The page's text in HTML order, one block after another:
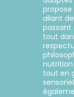
allant
passant
tout
tout en